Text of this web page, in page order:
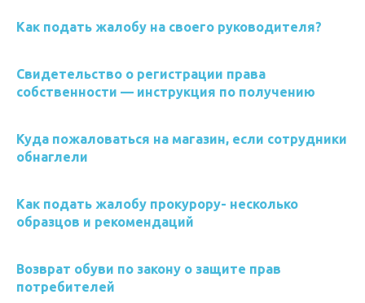
Как подать жалобу на своего руководителя?
Свидетельство о регистрации права
собственности — инструкция по получению
Куда пожаловаться на магазин, если сотрудники
обнаглели
Как подать жалобу прокурору- несколько
образцов и рекомендаций
Возврат обуви по закону о защите прав
потребителей